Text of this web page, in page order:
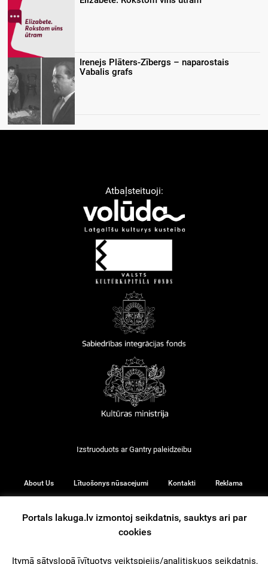
Irenejs Plāters-Zībergs – naparostais
Vabalis grafs
Atbaļsteituoji:
Izstruoduots arGantry paleidzeibu
About Us Lītuošonys nūsacejumi Kontakti Reklama
Portals lakuga.lv izmontoj seikdatnis, sauktys ari par
cookies
Itymā sātyslopā īvītuotys veiktspiejis/analitiskuos seikdatnis,